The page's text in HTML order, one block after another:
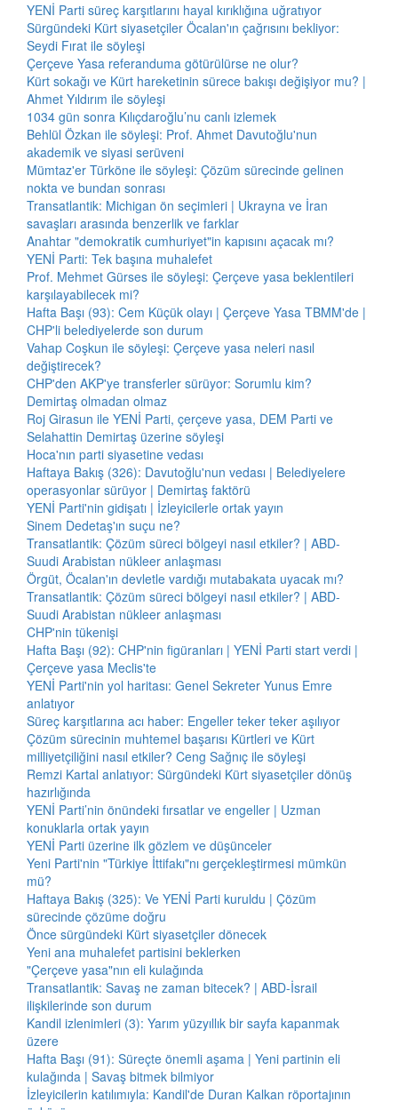
YENİ Parti süreç karşıtlarını hayal kırıklığına uğratıyor
Sürgündeki Kürt siyasetçiler Öcalan'ın çağrısını bekliyor:
Seydi Fırat ile söyleşi
Çerçeve Yasa referanduma götürülürse ne olur?
Kürt sokağı ve Kürt hareketinin sürece bakışı değişiyor mu? |
Ahmet Yıldırım ile söyleşi
1034 gün sonra Kılıçdaroğlu’nu canlı izlemek
Behlül Özkan ile söyleşi: Prof. Ahmet Davutoğlu'nun
akademik ve siyasi serüveni
Mümtaz'er Türköne ile söyleşi: Çözüm sürecinde gelinen
nokta ve bundan sonrası
Transatlantik: Michigan ön seçimleri | Ukrayna ve İran
savaşları arasında benzerlik ve farklar
Anahtar "demokratik cumhuriyet"in kapısını açacak mı?
YENİ Parti: Tek başına muhalefet
Prof. Mehmet Gürses ile söyleşi: Çerçeve yasa beklentileri
karşılayabilecek mi?
Hafta Başı (93): Cem Küçük olayı | Çerçeve Yasa TBMM'de |
CHP'li belediyelerde son durum
Vahap Coşkun ile söyleşi: Çerçeve yasa neleri nasıl
değiştirecek?
CHP'den AKP'ye transferler sürüyor: Sorumlu kim?
Demirtaş olmadan olmaz
Roj Girasun ile YENİ Parti, çerçeve yasa, DEM Parti ve
Selahattin Demirtaş üzerine söyleşi
Hoca'nın parti siyasetine vedası
Haftaya Bakış (326): Davutoğlu'nun vedası | Belediyelere
operasyonlar sürüyor | Demirtaş faktörü
YENİ Parti'nin gidişatı | İzleyicilerle ortak yayın
Sinem Dedetaş'ın suçu ne?
Transatlantik: Çözüm süreci bölgeyi nasıl etkiler? | ABD-
Suudi Arabistan nükleer anlaşması
Örgüt, Öcalan'ın devletle vardığı mutabakata uyacak mı?
Transatlantik: Çözüm süreci bölgeyi nasıl etkiler? | ABD-
Suudi Arabistan nükleer anlaşması
CHP'nin tükenişi
Hafta Başı (92): CHP'nin figüranları | YENİ Parti start verdi |
Çerçeve yasa Meclis'te
YENİ Parti'nin yol haritası: Genel Sekreter Yunus Emre
anlatıyor
Süreç karşıtlarına acı haber: Engeller teker teker aşılıyor
Çözüm sürecinin muhtemel başarısı Kürtleri ve Kürt
milliyetçiliğini nasıl etkiler? Ceng Sağnıç ile söyleşi
Remzi Kartal anlatıyor: Sürgündeki Kürt siyasetçiler dönüş
hazırlığında
YENİ Parti’nin önündeki fırsatlar ve engeller | Uzman
konuklarla ortak yayın
YENİ Parti üzerine ilk gözlem ve düşünceler
Yeni Parti'nin "Türkiye İttifakı"nı gerçekleştirmesi mümkün
mü?
Haftaya Bakış (325): Ve YENİ Parti kuruldu | Çözüm
sürecinde çözüme doğru
Önce sürgündeki Kürt siyasetçiler dönecek
Yeni ana muhalefet partisini beklerken
"Çerçeve yasa"nın eli kulağında
Transatlantik: Savaş ne zaman bitecek? | ABD-İsrail
ilişkilerinde son durum
Kandil izlenimleri (3): Yarım yüzyıllık bir sayfa kapanmak
üzere
Hafta Başı (91): Süreçte önemli aşama | Yeni partinin eli
kulağında | Savaş bitmek bilmiyor
İzleyicilerin katılımıyla: Kandil'de Duran Kalkan röportajının